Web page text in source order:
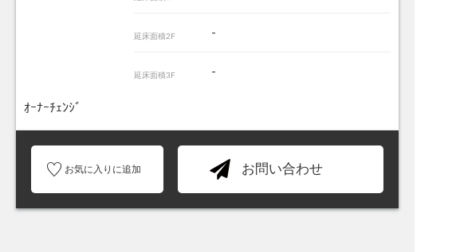
延床面積2F -
延床面積3F -
ｵｰﾅｰﾁｪﾝｼﾞ
お気に入りに追加 お問い合わせ